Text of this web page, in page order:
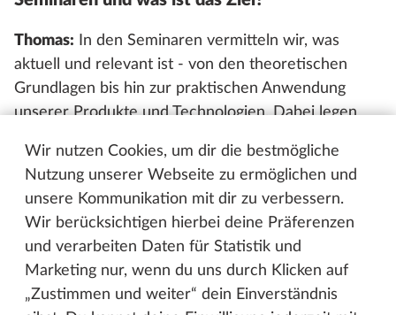
Wir nutzen Cookies, um dir die bestmögliche
Nutzung unserer Webseite zu ermöglichen und
unsere Kommunikation mit dir zu verbessern.
Wir berücksichtigen hierbei deine Präferenzen
und verarbeiten Daten für Statistik und
Marketing nur, wenn du uns durch Klicken auf
„Zustimmen und weiter“ dein Einverständnis
Thomas: In den Seminaren vermitteln wir, was
aktuell und relevant ist - von den theoretischen
Grundlagen bis hin zur praktischen Anwendung
unserer Produkte und Technologien. Dabei legen
Wünsche und Anregungen unserer Handelspartner
einzugehen. Praxisbeispiele spielen in unserem
Schulungskonzept eine zentrale Rolle. Ein
anschauliches Beispiel ist die Demonstration des
Austauschs einer Seitenwand im Schadensfall.
Finn-Ole:Sobald neue Fahrzeuge auf den Markt